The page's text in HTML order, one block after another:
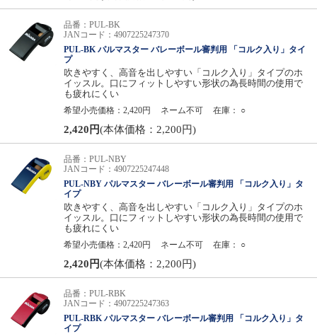
品番：PUL-BK
JANコード：4907225247370
PUL-BK パルマスター バレーボール審判用 「コルク入り」タイ
プ
吹きやすく、高音を出しやすい「コルク入り」タイプのホ
イッスル。口にフィットしやすい形状の為長時間の使用で
も疲れにくい
希望小売価格：2,420円
ネーム不可 在庫： ○
2,420円(本体価格：2,200円)
品番：PUL-NBY
JANコード：4907225247448
PUL-NBY パルマスター バレーボール審判用 「コルク入り」タ
イプ
吹きやすく、高音を出しやすい「コルク入り」タイプのホ
イッスル。口にフィットしやすい形状の為長時間の使用で
も疲れにくい
希望小売価格：2,420円
ネーム不可 在庫： ○
2,420円(本体価格：2,200円)
品番：PUL-RBK
JANコード：4907225247363
PUL-RBK パルマスター バレーボール審判用 「コルク入り」タ
イプ